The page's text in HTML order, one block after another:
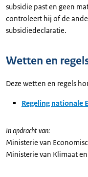
subsidie past en geen
controleert hij of de
subsidiedeclaratie.
Wetten en
Deze wetten en regels
Regeling nationale
In opdracht van:
Ministerie van
Ministerie van Klimaat